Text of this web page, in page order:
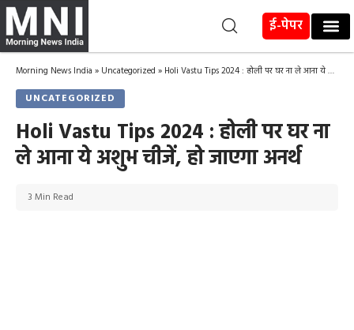
ई-पेपर
Morning News India » Uncategorized » Holi Vastu Tips 2024 : होली पर घर ना ले आना ये अशुभ चीजें, हो जाएगा अनर्थ
UNCATEGORIZED
Holi Vastu Tips 2024 : होली पर घर ना
ले आना ये अशुभ चीजें, हो जाएगा अनर्थ
3 Min Read